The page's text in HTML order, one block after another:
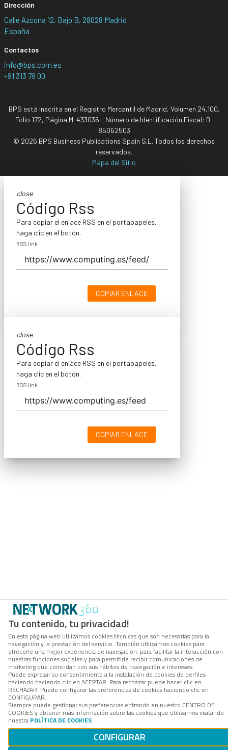
Tu contenido, tu privacidad!
En esta página web utilizamos cookies técnicas que son necesarias para la
navegación y la prestación del servicio. También utilizamos cookies para
ofrecerle una mejor experiencia de navegación, para facilitar la interacción con
nuestras funciones sociales y para permitirle recibir comunicaciones de
marketing que coincidan con sus hábitos de navegación e intereses.
Puede expresar su consentimiento a la instalación de cookies de perfiles
haciendo haciendo clic en ACEPTAR. Para rechazar puede hacer clic en
RECHAZAR. Puede configurar las preferencias de cookies haciendo clic en
CONFIGURAR.
Siempre puede gestionar sus preferencias entrando en nuestro CENTRO DE
COOKIES y obtener más información sobre las cookies que utilizamos visitando
nuestra POLÍTICA DE COOKIES.
CONFIGURAR
Dirección
Calle Azcona 12, Bajo B, 28028 Madrid
España
Contactos
info@bps.com.es
+91 313 79 00
BPS está inscrita en el Registro Mercantil de Madrid, Volumen 24.100,
Folio 172, Página M-433036 - Número de Identificación Fiscal: B-
85062503
© 2026 BPS Business Publications Spain S.L. Todos los derechos
reservados.
Mapa del Sitio
close
Código Rss
Para copiar el enlace RSS en el portapapeles,
haga clic en el botón.
RSS link
COPIAR ENLACE
close
Código Rss
Para copiar el enlace RSS en el portapapeles,
haga clic en el botón.
RSS link
COPIAR ENLACE